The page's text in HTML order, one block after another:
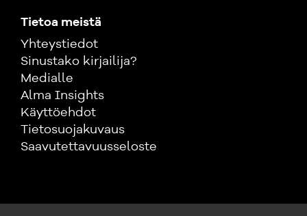
Tietoa meistä
Yhteystiedot
Sinustako kirjailija?
Medialle
Alma Insights
Käyttöehdot
Tietosuojakuvaus
Saavutettavuusseloste